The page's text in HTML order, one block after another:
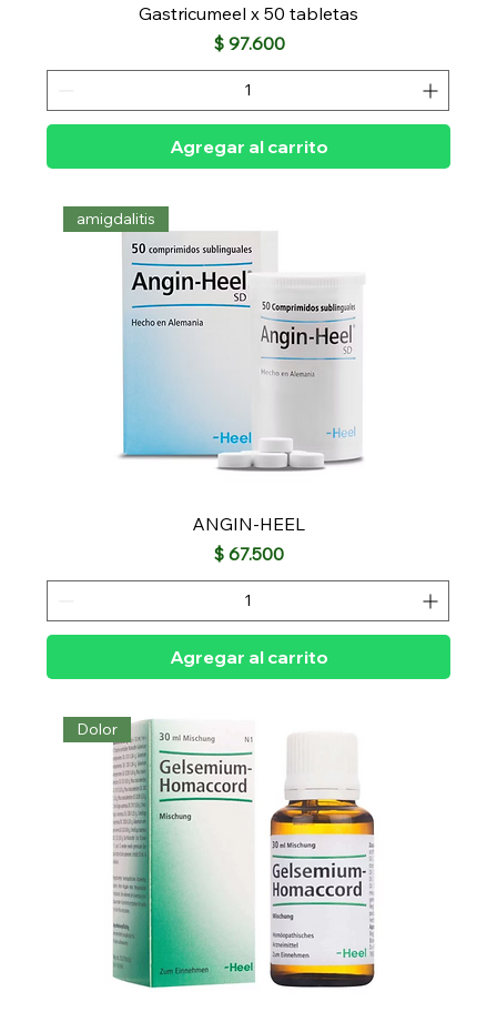
Gastricumeel x 50 tabletas
Precio
$ 97.600
Agregar al carrito
amigdalitis
ANGIN-HEEL
Precio
$ 67.500
Agregar al carrito
Dolor